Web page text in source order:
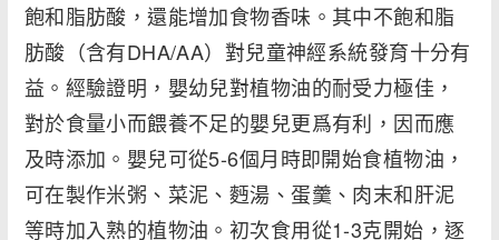
飽和脂肪酸，還能增加食物香味。其中不飽和脂
肪酸（含有DHA/AA）對兒童神經系統發育十分有
益。經驗證明，嬰幼兒對植物油的耐受力極佳，
對於食量小而餵養不足的嬰兒更爲有利，因而應
及時添加。嬰兒可從5-6個月時即開始食植物油，
可在製作米粥、菜泥、麪湯、蛋羹、肉末和肝泥
等時加入熟的植物油。初次食用從1-3克開始，逐